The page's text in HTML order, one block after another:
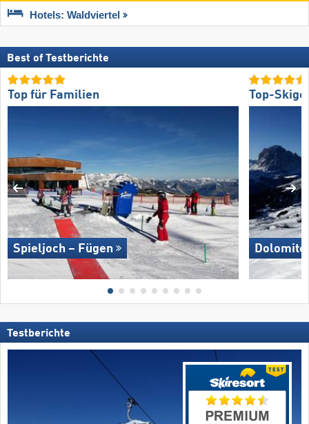
Hotels: Waldviertel
Best of Testberichte
Top für Familien
Spieljoch – Fügen
Top-
Testberichte